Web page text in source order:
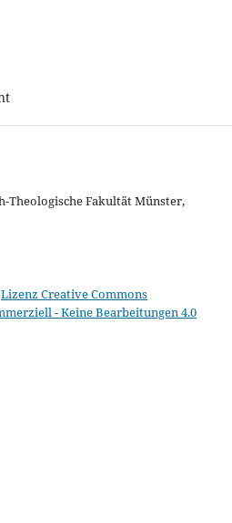
Theologische Fakultät Münster,
Lizenz Creative Commons
- Keine Bearbeitungen 4.0